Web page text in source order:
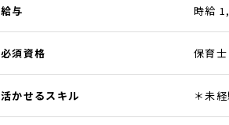
給与 時給
必須資格 保育
活かせるスキル ＊未